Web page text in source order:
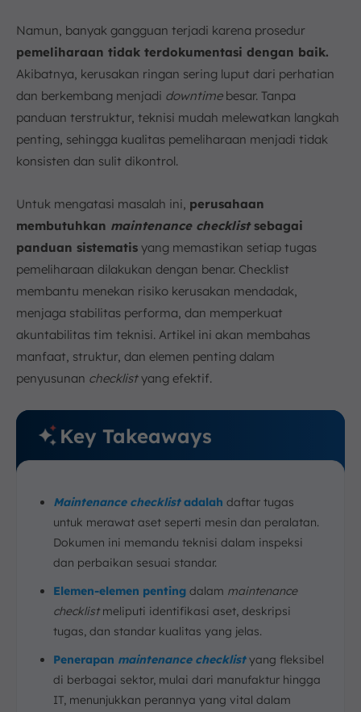
Preventif dan Korektif
a. Menjamin Ketepatan Prosedur Preventif
b. Mendukung Pemeliharaan Korektif yang
Sistematis
c. Meningkatkan Koordinasi dan Kepatuhan
7. Kesimpulan
FAQ:
Namun, banyak gangguan terjadi karena prosedur
pemeliharaan tidak terdokumentasi dengan baik.
Akibatnya, kerusakan ringan sering luput dari perhatian
dan berkembang menjadi downtimebesar. Tanpa
panduan terstruktur, teknisi mudah melewatkan langkah
penting, sehingga kualitas pemeliharaan menjadi tidak
konsisten dan sulit dikontrol.
Untuk mengatasi masalah ini, perusahaan
membutuhkan maintenance checklistsebagai
panduan sistematis yang memastikan setiap tugas
pemeliharaan dilakukan dengan benar. Checklist
membantu menekan risiko kerusakan mendadak,
menjaga stabilitas performa, dan memperkuat
akuntabilitas tim teknisi. Artikel ini akan membahas
manfaat, struktur, dan elemen penting dalam
penyusunan checklistyang efektif.
Key Takeaways
Maintenance checklistadalah daftar tugas
untuk merawat aset seperti mesin dan peralatan.
Dokumen ini memandu teknisi dalam inspeksi
dan perbaikan sesuai standar.
Elemen-elemen penting dalam maintenance
checklistmeliputi identifikasi aset, deskripsi
tugas, dan standar kualitas yang jelas.
Penerapan maintenance checklistyang fleksibel
di berbagai sektor, mulai dari manufaktur hingga
IT, menunjukkan perannya yang vital dalam